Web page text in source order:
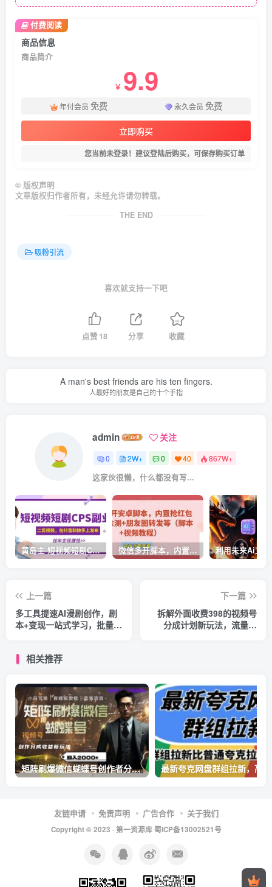
商品信息
商品简介
￥ 9.9
年付会员 免费 永久会员 免费
立即购买
您当前未登录！建议登陆后购买，可保存购买订单
付费阅读
© 版权声明
文章版权归作者所有，未经允许请勿转载。
THE END
吸粉引流
喜欢就支持一下吧
点赞18 分享 收藏
A man's best friends are his ten fingers.
人最好的朋友是自己的十个手指
admin 关注
0 2W+ 0 40 867W+
这家伙很懒，什么都没有写...
黄岛主·短视频短剧CPS副业项目：二剪视频在抖音和快手上发布，挂车变现 微信多开脚本，内置抢红包+好友检测+朋友圈转发等（安卓脚本+视频教程）
上一篇
多工具提速AI漫剧创作，剧
本+变现一站式学习，批量产
下一篇
拆解外面收费398的视频号
分成计划新玩法，流量很
相关推荐
矩阵刷爆微信蝴蝶号创作者分成计划收益的新玩法，日入2000+【揭秘】
友链申请 免责声明 广告合作 关于我们
Copyright © 2023 ·第一资源库 蜀ICP备13002521号